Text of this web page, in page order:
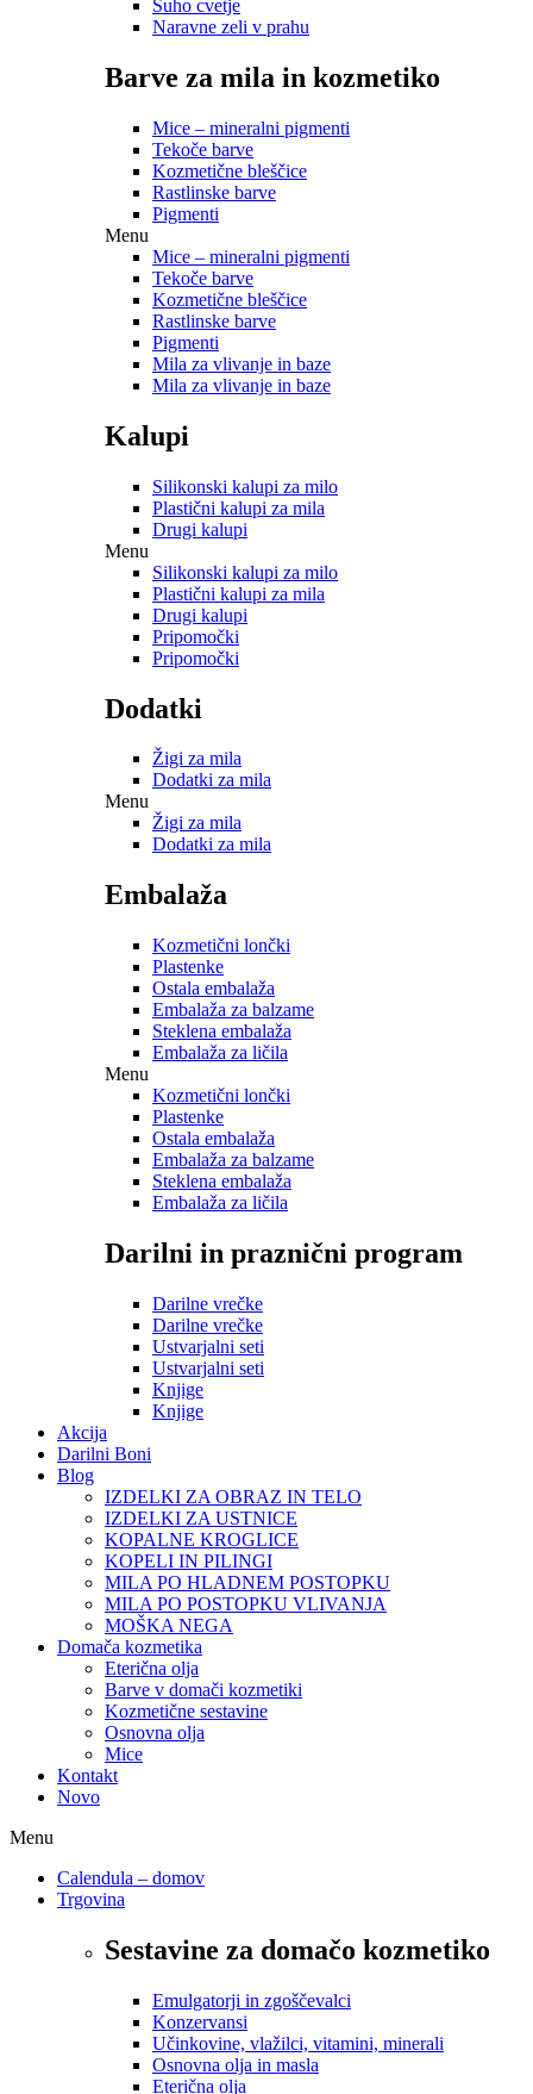
Suho cvetje
Naravne zeli v prahu
Barve za mila in kozmetiko
Mice – mineralni pigmenti
Tekoče barve
Kozmetične bleščice
Rastlinske barve
Pigmenti
Menu
Mice – mineralni pigmenti
Tekoče barve
Kozmetične bleščice
Rastlinske barve
Pigmenti
Mila za vlivanje in baze
Mila za vlivanje in baze
Kalupi
Silikonski kalupi za milo
Plastični kalupi za mila
Drugi kalupi
Menu
Silikonski kalupi za milo
Plastični kalupi za mila
Drugi kalupi
Pripomočki
Pripomočki
Dodatki
Žigi za mila
Dodatki za mila
Menu
Žigi za mila
Dodatki za mila
Embalaža
Kozmetični lončki
Plastenke
Ostala embalaža
Embalaža za balzame
Steklena embalaža
Embalaža za ličila
Menu
Kozmetični lončki
Plastenke
Ostala embalaža
Embalaža za balzame
Steklena embalaža
Embalaža za ličila
Darilni in praznični program
Darilne vrečke
Darilne vrečke
Ustvarjalni seti
Ustvarjalni seti
Knjige
Knjige
Akcija
Darilni Boni
Blog
IZDELKI ZA OBRAZ IN TELO
IZDELKI ZA USTNICE
KOPALNE KROGLICE
KOPELI IN PILINGI
MILA PO HLADNEM POSTOPKU
MILA PO POSTOPKU VLIVANJA
MOŠKA NEGA
Domača kozmetika
Eterična olja
Barve v domači kozmetiki
Kozmetične sestavine
Osnovna olja
Mice
Kontakt
Novo
Menu
Calendula – domov
Trgovina
Sestavine za domačo kozmetiko
Emulgatorji in zgoščevalci
Konzervansi
Učinkovine, vlažilci, vitamini, minerali
Osnovna olja in masla
Eterična olja